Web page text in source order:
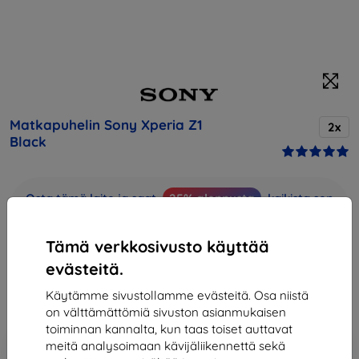
Tämä verkkosivusto käyttää
evästeitä.
Käytämme sivustollamme evästeitä. Osa niistä
on välttämättömiä sivuston asianmukaisen
toiminnan kannalta, kun taas toiset auttavat
meitä analysoimaan kävijäliikennettä sekä
Matkapuhelin Sony Xperia Z1
Black
2x
Osta tämä laite ja saat 25% alennusta
kaikista sen
252,90 €
227,61 €
-10%
Alennus kupongilla
EXTRA10
Lisää